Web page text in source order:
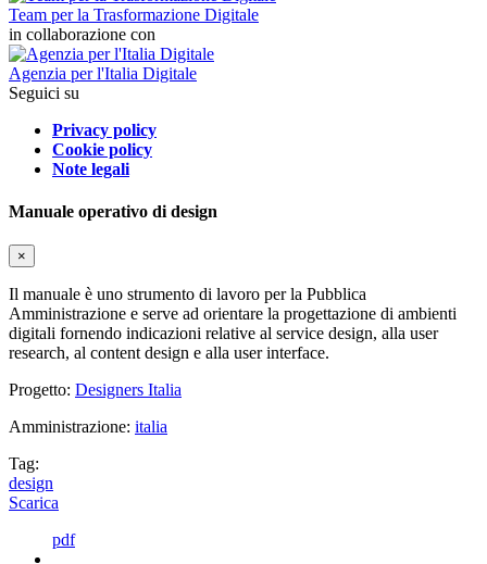
Team per la Trasformazione Digitale
in collaborazione con
Agenzia per l'Italia Digitale
Seguici su
Privacy policy
Cookie policy
Note legali
Manuale operativo di design
×
Il manuale è uno strumento di lavoro per la Pubblica
Amministrazione e serve ad orientare la progettazione di ambienti
digitali fornendo indicazioni relative al service design, alla user
research, al content design e alla user interface.
Progetto: Designers Italia
Amministrazione: italia
Tag:
design
Scarica
pdf